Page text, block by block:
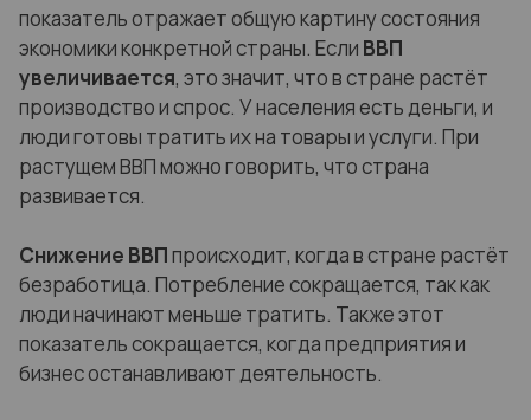
показатель отражает общую картину состояния
экономики конкретной страны. Если ВВП
увеличивается, это значит, что в стране растёт
производство и спрос. У населения есть деньги, и
люди готовы тратить их на товары и услуги. При
растущем ВВП можно говорить, что страна
развивается.
Снижение ВВПпроисходит, когда в стране растёт
безработица. Потребление сокращается, так как
люди начинают меньше тратить. Также этот
показатель сокращается, когда предприятия и
бизнес останавливают деятельность.